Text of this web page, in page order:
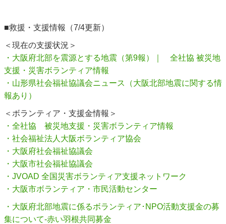
■救援・支援情報（7/4更新）
＜現在の支援状況＞
・大阪府北部を震源とする地震（第9報）｜ 全社協 被災地
支援・災害ボランティア情報
・山形県社会福祉協議会ニュース（大阪北部地震に関する情
報あり）
＜ボランティア・支援金情報＞
・全社協 被災地支援・災害ボランティア情報
・社会福祉法人大阪ボランティア協会
・大阪府社会福祉協議会
・大阪市社会福祉協議会
・JVOAD 全国災害ボランティア支援ネットワーク
・大阪市ボランティア・市民活動センター
・大阪府北部地震に係るボランティア･NPO活動支援金の募
集について-赤い羽根共同募金